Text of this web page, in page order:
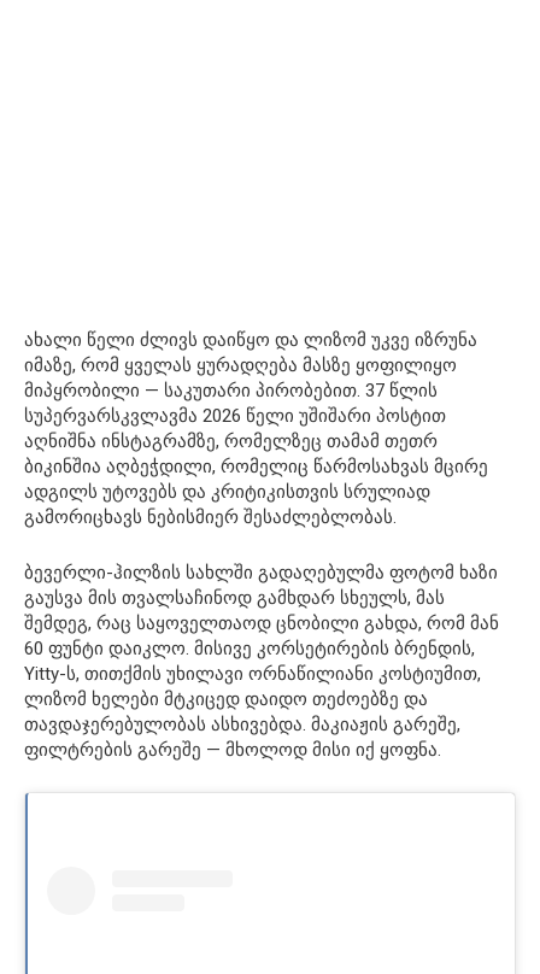
ახალი წელი ძლივს დაიწყო და ლიზომ უკვე იზრუნა
იმაზე, რომ ყველას ყურადღება მასზე ყოფილიყო
მიპყრობილი — საკუთარი პირობებით. 37 წლის
სუპერვარსკვლავმა 2026 წელი უშიშარი პოსტით
აღნიშნა ინსტაგრამზე, რომელზეც თამამ თეთრ
ბიკინშია აღბეჭდილი, რომელიც წარმოსახვას მცირე
ადგილს უტოვებს და კრიტიკისთვის სრულიად
გამორიცხავს ნებისმიერ შესაძლებლობას.
ბევერლი-ჰილზის სახლში გადაღებულმა ფოტომ ხაზი
გაუსვა მის თვალსაჩინოდ გამხდარ სხეულს, მას
შემდეგ, რაც საყოველთაოდ ცნობილი გახდა, რომ მან
60 ფუნტი დაიკლო. მისივე კორსეტირების ბრენდის,
Yitty-ს, თითქმის უხილავი ორნაწილიანი კოსტიუმით,
ლიზომ ხელები მტკიცედ დაიდო თეძოებზე და
თავდაჯერებულობას ასხივებდა. მაკიაჟის გარეშე,
ფილტრების გარეშე — მხოლოდ მისი იქ ყოფნა.